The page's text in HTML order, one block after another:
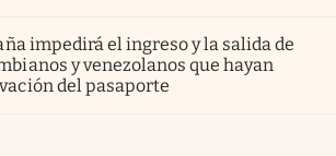
impedirá el ingreso y la salida de
y venezolanos que hayan
del pasaporte